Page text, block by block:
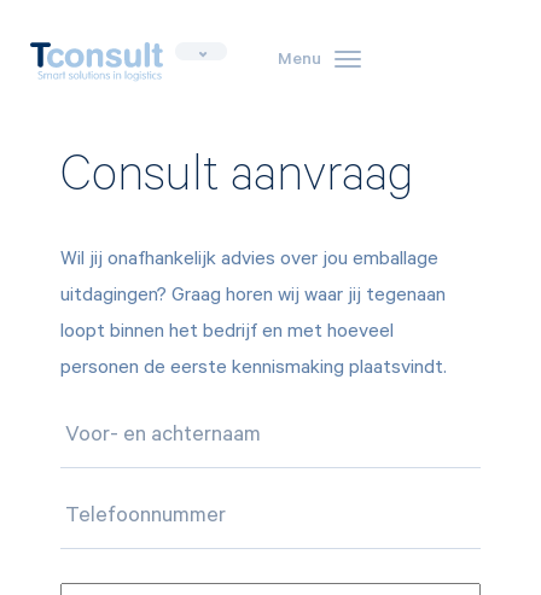
Toggle
Menu
Consult aanvraag
Wil jij onafhankelijk advies over jou emballage
uitdagingen? Graag horen wij waar jij tegenaan
loopt binnen het bedrijf en met hoeveel
personen de eerste kennismaking plaatsvindt.
en